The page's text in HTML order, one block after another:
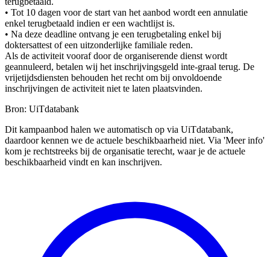
• Tot 10 dagen voor de start van het aanbod wordt een annulatie
enkel terugbetaald indien er een wachtlijst is.
• Na deze deadline ontvang je een terugbetaling enkel bij
doktersattest of een uitzonderlijke familiale reden.
Als de activiteit vooraf door de organiserende dienst wordt
geannuleerd, betalen wij het inschrijvingsgeld inte-graal terug. De
vrijetijdsdiensten behouden het recht om bij onvoldoende
inschrijvingen de activiteit niet te laten plaatsvinden.
Bron: UiTdatabank
Dit kampaanbod halen we automatisch op via UiTdatabank,
daardoor kennen we de actuele beschikbaarheid niet. Via 'Meer info'
kom je rechtstreeks bij de organisatie terecht, waar je de actuele
beschikbaarheid vindt en kan inschrijven.